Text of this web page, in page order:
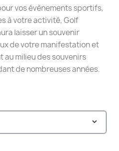
vos évènements sportifs,
à votre activité, Golf
laisser un souvenir
de votre manifestation et
milieu des souvenirs
de nombreuses années.